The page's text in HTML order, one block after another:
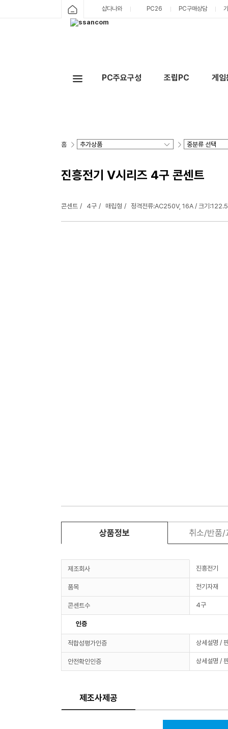
샵다나와 PC26 PC구매상담
PC주요구성 조립PC 게
홈
진흥전기 V시리즈 4구 콘센트
콘센트 4구 매립형 정격전류:AC250V, 16A / 크기
상품정보 취소/반품/
제조회사 진흥전기
품목 전기자재
콘센트수 4구
인증
적합성평가인증 상세설명 /
안전확인인증 상세설명 /
제조사제공